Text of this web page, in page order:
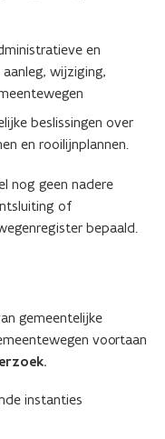
en
wijziging,
beslissingen over
en rooilijnplannen.
nog geen nadere
of
bepaald.
gemeentelijke
voortaan
instanties